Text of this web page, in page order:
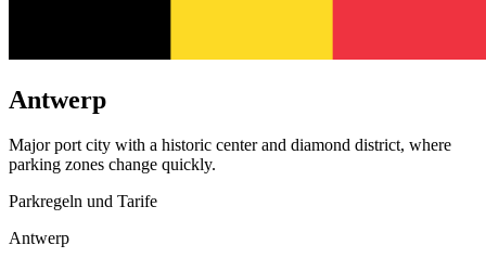
Antwerp
Major port city with a historic center and diamond district, where
parking zones change quickly.
Parkregeln und Tarife
Antwerp